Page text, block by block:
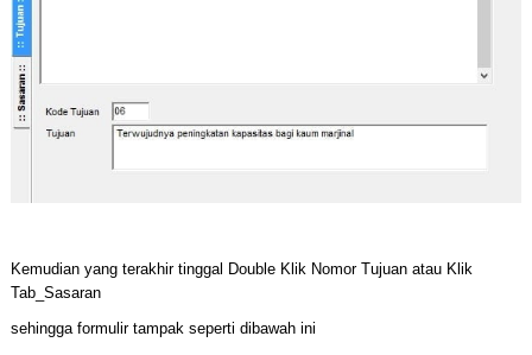
Kemudian yang terakhir tinggal Double Klik Nomor Tujuan atau Klik
Tab_Sasaran
sehingga formulir tampak seperti dibawah ini